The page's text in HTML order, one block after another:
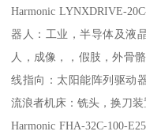
Harmonic LYNXDRIVE-
器人：工业，半导体及液
人，成像，，假肢，外骨
线指向：太阳能阵列驱动
流浪者机床：铣头，换刀
Harmonic FHA-32C-100-